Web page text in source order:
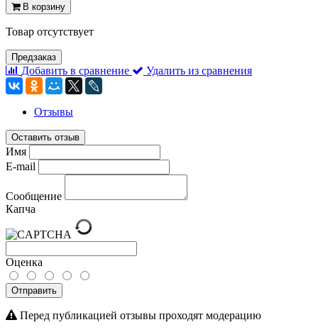
В корзину
Товар отсутствует
Предзаказ
Добавить в сравнение Удалить из сравнения
Отзывы
Оставить отзыв
Имя
E-mail
Сообщение
Капча
Оценка
Отправить
Перед публикацией отзывы проходят модерацию